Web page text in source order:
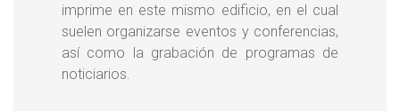
imprime en este mismo edificio, en el cual
suelen organizarse eventos y conferencias,
así como la grabación de programas de
noticiarios.